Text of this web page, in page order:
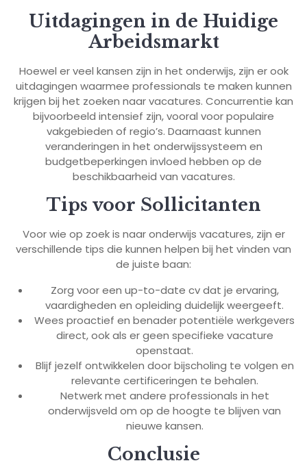
Uitdagingen in de Huidige
Arbeidsmarkt
Hoewel er veel kansen zijn in het onderwijs, zijn er ook
uitdagingen waarmee professionals te maken kunnen
krijgen bij het zoeken naar vacatures. Concurrentie kan
bijvoorbeeld intensief zijn, vooral voor populaire
vakgebieden of regio’s. Daarnaast kunnen
veranderingen in het onderwijssysteem en
budgetbeperkingen invloed hebben op de
beschikbaarheid van vacatures.
Tips voor Sollicitanten
Voor wie op zoek is naar onderwijs vacatures, zijn er
verschillende tips die kunnen helpen bij het vinden van
de juiste baan:
Zorg voor een up-to-date cv dat je ervaring,
vaardigheden en opleiding duidelijk weergeeft.
Wees proactief en benader potentiële werkgevers
direct, ook als er geen specifieke vacature
openstaat.
Blijf jezelf ontwikkelen door bijscholing te volgen en
relevante certificeringen te behalen.
Netwerk met andere professionals in het
onderwijsveld om op de hoogte te blijven van
nieuwe kansen.
Conclusie